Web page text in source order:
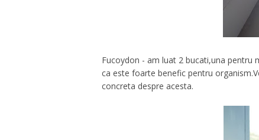
Fucoydon - am luat 2 bucati,una pentru
ca este foarte benefic pentru
concreta despre acesta.